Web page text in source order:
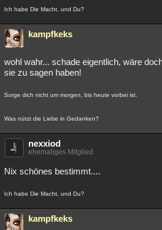
Ich habe Die Macht, und Du?
kampfkeks
wohl wahr... schade eigentlich, wäre
sie zu sagen haben!
Sorge dich nicht um morgen, bis heute vorbei ist.
Was nützt die Liebe in Gedanken?
nexxiod
ehemaliges Mitglied
Nix schönes bestimmt....
Ich habe Die Macht, und Du?
kampfkeks